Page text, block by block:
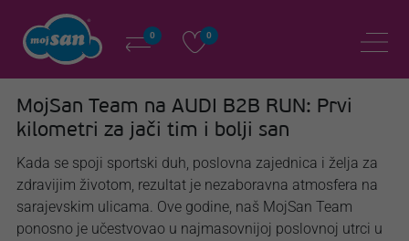
0 0
MojSan Team na AUDI B2B RUN: Prvi
kilometri za jači tim i bolji san
Kada se spoji sportski duh, poslovna zajednica i želja za
zdravijim životom, rezultat je nezaboravna atmosfera na
sarajevskim ulicama. Ove godine, naš MojSan Team
ponosno je učestvovao u najmasovnijoj poslovnoj utrci u